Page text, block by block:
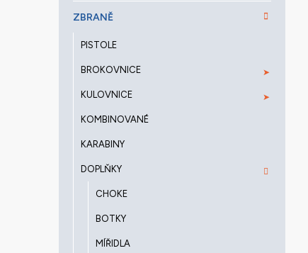
ZBRANĚ
PISTOLE
BROKOVNICE
KULOVNICE
KOMBINOVANÉ
KARABINY
DOPLŇKY
CHOKE
BOTKY
MÍŘIDLA